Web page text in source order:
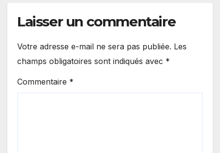
Laisser un commentaire
Votre adresse e-mail ne sera pas publiée. Les
champs obligatoires sont indiqués avec *
Commentaire *